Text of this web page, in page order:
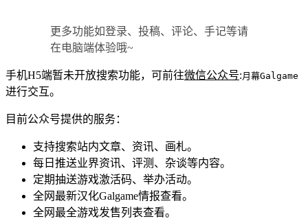
更多功能如登录、投稿、评论、手记等请
在电脑端体验哦~
手机H5端暂未开放搜索功能，可前往微信公众号:月幕Galgame
进行交互。
目前公众号提供的服务：
支持搜索站内文章、资讯、画札。
每日推送业界资讯、评测、杂谈等内容。
定期抽送游戏激活码、举办活动。
全网最新汉化Galgame情报查看。
全网最全游戏发售列表查看。